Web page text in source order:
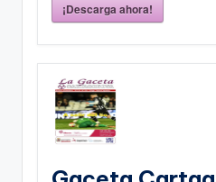
¡Descarga ahora!